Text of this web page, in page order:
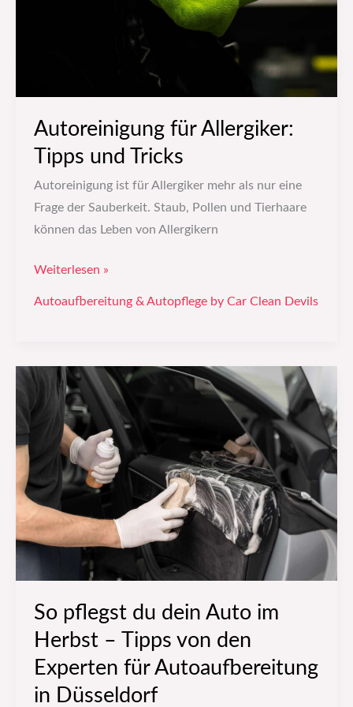
Autoreinigung für Allergiker:
Tipps und Tricks
Autoreinigung ist für Allergiker mehr als nur eine
Frage der Sauberkeit. Staub, Pollen und Tierhaare
können das Leben von Allergikern
Weiterlesen »
Autoaufbereitung & Autopflege by Car Clean Devils
So pflegst du dein Auto im
Herbst – Tipps von den
Experten für Autoaufbereitung
in Düsseldorf
So
pflegst
Auto
im
Herbst
–
Experten
für
Autoaufbereitung
in